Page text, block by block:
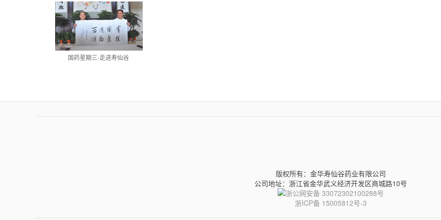
国药星期三-走进寿仙谷
版权所有：金华寿仙谷药业有限公司
公司地址：浙江省金华武义经济开发区商城路10号
浙公网安备 33072302100288号
浙ICP备 15005812号-3